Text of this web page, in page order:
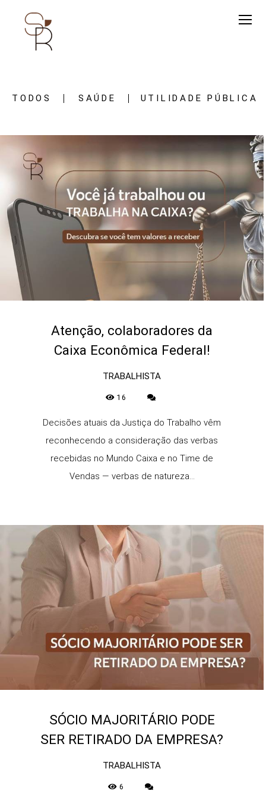
TODOS SAÚDE UTILIDADE PÚBLICA
Atenção, colaboradores da
Caixa Econômica Federal!
TRABALHISTA
16
Decisões atuais da Justiça do Trabalho vêm
reconhecendo a consideração das verbas
recebidas no Mundo Caixa e no Time de
Vendas — verbas de natureza...
SÓCIO MAJORITÁRIO PODE
SER RETIRADO DA EMPRESA?
TRABALHISTA
6